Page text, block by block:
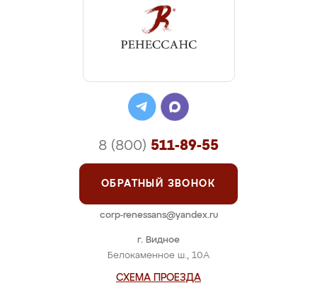
г. Видное
Белокаменное ш., 10А
СХЕМА ПРОЕЗДА
8 (800) 511-89-55
ОБРАТНЫЙ ЗВОНОК
corp-renessans@yandex.ru